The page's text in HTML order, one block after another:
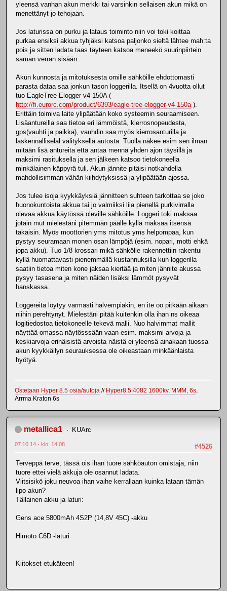
yleensä vanhan akun merkki tai varsinkin sellaisen akun mikä on
menettänyt jo tehojaan.
Jos laturissa on purku ja lataus toiminto niin voi toki koittaa
purkaa ensiksi akkua tyhjäksi katsoa paljonko sieltä lähtee mah:ta
pois ja sitten ladata taas täyteen katsoa meneekö suurinpiirtein
saman verran sisään.
Akun kunnosta ja mitotuksesta omille sähköille ehdottomasti
parasta dataa saa jonkun tason loggerilla. Itsellä on 4vuotta ollut
tuo EagleTree Elogger v4 150A (
http://fi.eurorc.com/product/6393/eagle-tree-elogger-v4-150a).
Erittäin toimiva laite ylipäätään koko systeemin seuraamiseen.
Lisäantureilla saa tietoa eri lämmöistä, kierrosnopeudesta,
gps(vauhti ja paikka), vauhdin saa myös kierrosanturilla ja
laskennalliselal välityksellä autosta. Tuolla näkee esim sen ilman
mitään lisä antureita että antaa mennä yhden ajon täysillä ja
maksimi rasituksella ja sen jälkeen katsoo tietokoneella
minkälainen käppyrä tuli. Akun jännite pitäisi notkahdella
mahdollisimman vähän kiihdytyksissä ja ylipäätään ajossa.
Jos tulee isoja kyykkäyksiä jännitteen suhteen tarkottaa se joko
huonokuntoista akkua tai jo valmiiksi liia pienellä purkivirralla
olevaa akkua käytössä oleville sähköille. Loggeri toki maksaa
jotain mut mielestäni pitemmän päälle kyllä maksaa itsensä
takaisin. Myös moottorien yms mitotus yms helpompaa, kun
pystyy seuramaan monen osan lämpöjä (esim. nopari, motti ehkä
jopa akku). Tuo 1/8 krossari mikä sähkölle rakennettiin rakentui
kyllä huomattavasti pienemmällä kustannuksilla kun loggerilla
saatiin tietoa miten kone jaksaa kiertää ja miten jännite akussa
pysyy tasasena ja miten näiden lisäksi lämmöt pysyvät
hanskassa.
Loggereita löytyy varmasti halvempiakin, en ite oo pitkään aikaan
niihin perehtynyt. Mielestäni pitää kuitenkin olla ihan ns oikeaa
logitiedostoa tietokoneelle tekevä malli. Nuo halvimmat mallit
näyttää omassa näytösssään vaan esim. maksimi arvoja ja
keskiarvoja erinäisistä arvoista näistä ei yleensä ainakaan tuossa
akun kyykkäilyn seurauksessa ole oikeastaan minkäänlaista
hyötyä.
Ostetaan Hyper 8.5 osia/autoja // Hyper8.5 4082 1600kv, MMM, 6s
Arrma Kraton 6s
metallica1 KUArc
#4526
07.10.14 - klo: 14.08
Terveppä terve, tässä ois ihan tuore sähköauton omistaja, niin
tuore ettei vielä akkuja ole osannut ladata.
Viitsisikö joku neuvoa ihan vaihe kerrallaan kuinka lataan tämän
lipo-akun?
Tällainen akku ja laturi:
Gens ace 5800mAh 4S2P (14,8V 45C) -akku
Himoto C6D -laturi
Kiitokset etukäteen!